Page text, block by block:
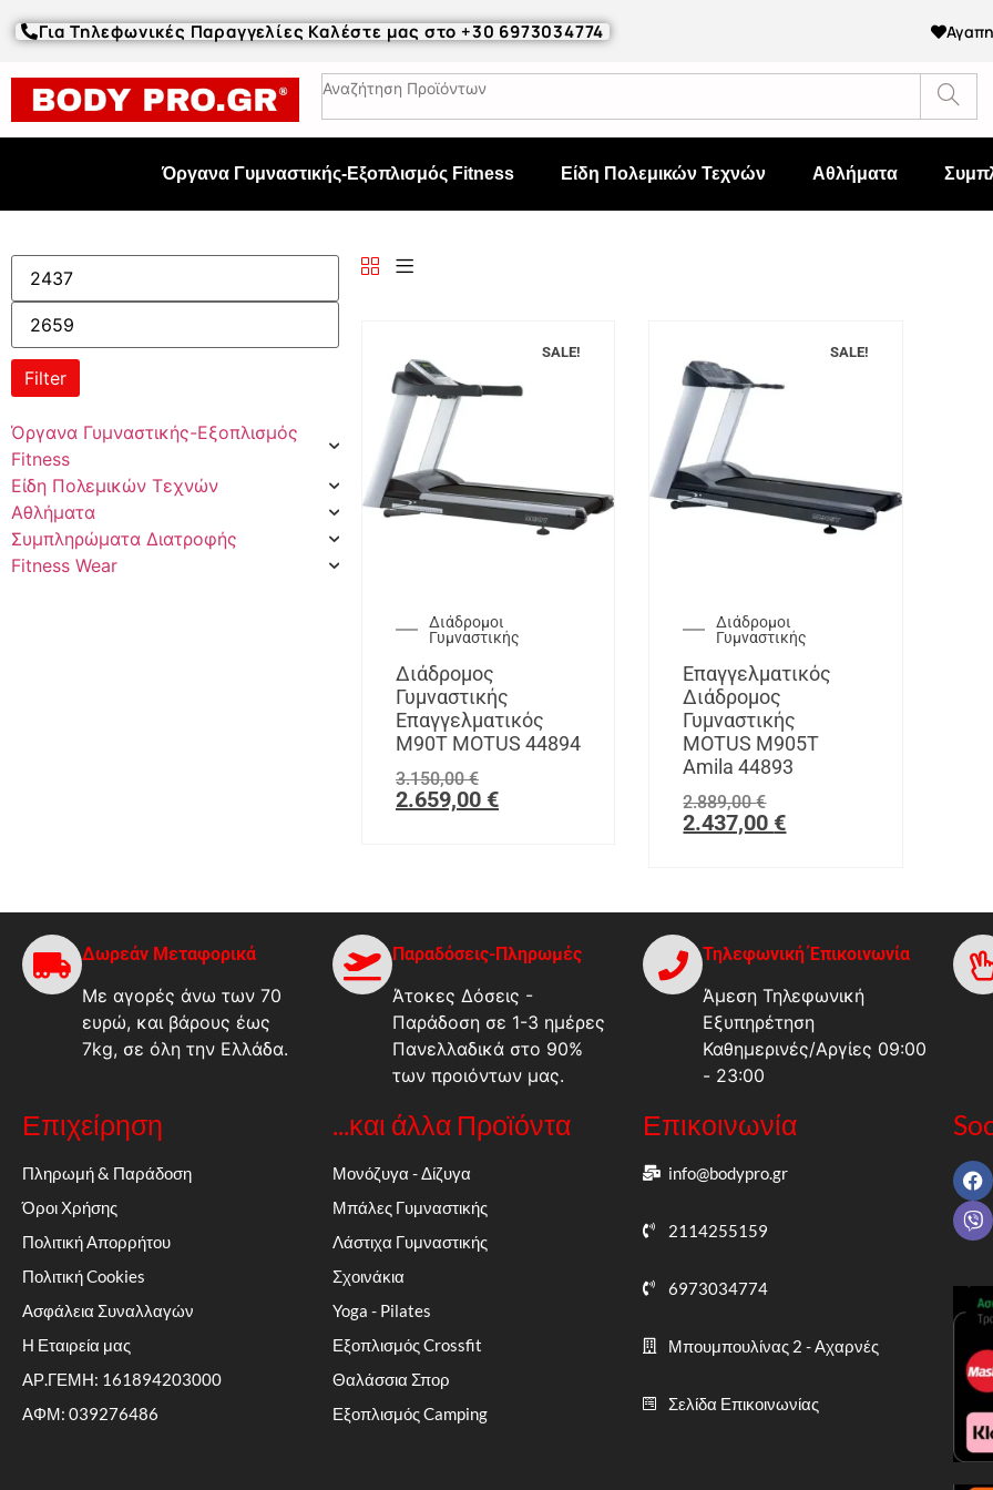
Για Τηλεφωνικές Παραγγελίες Καλέστε μας στο +30 6973034774
Όργανα Γυμναστικής-Εξοπλισμός Fitness Είδη Πολεμικών Τεχνών Αθλήματα
Filter
Όργανα Γυμναστικής-Εξοπλισμός
Fitness
Είδη Πολεμικών Τεχνών
Αθλήματα
Συμπληρώματα Διατροφής
Fitness Wear
SALE!
Διάδρομοι
Γυμναστικής
Διάδρομος
Γυμναστικής
Επαγγελματικός
M90T MOTUS 44894
3.150,00€
2.659,00 €
SALE!
Διάδρομοι
Γυμναστικής
Επαγγελματικός
Διάδρομος
Γυμναστικής
MOTUS M905T
Amila 44893
2.889,00€
2.437,00€
Δωρεάν Μεταφορικά
Με αγορές άνω των 70
ευρώ, και βάρους έως
7kg, σε όλη την Ελλάδα.
Παραδόσεις-Πληρωμές
Άτοκες Δόσεις -
Παράδοση σε 1-3 ημέρες
Πανελλαδικά στο 90%
των προιόντων μας.
Τηλεφωνική Έπικοινωνία
Άμεση Τηλεφωνική
Εξυπηρέτηση
Καθημερινές/Αργίες 09:00
- 23:00
Επιχείρηση
Πληρωμή & Παράδοση
Όροι Χρήσης
Πολιτική Απορρήτου
Πολιτική Cookies
Ασφάλεια Συναλλαγών
Η Εταιρεία μας
ΑΡ.ΓΕΜΗ: 161894203000
ΑΦΜ: 039276486
...και άλλα Προϊόντα
Μονόζυγα - Δίζυγα
Μπάλες Γυμναστικής
Λάστιχα Γυμναστικής
Σχοινάκια
Yoga - Pilates
Εξοπλισμός Crossfit
Θαλάσσια Σπορ
Εξοπλισμός Camping
Επικοινωνία
info@bodypro.gr
2114255159
6973034774
Μπουμπουλίνας 2 - Αχαρνές
Σελίδα Επικοινωνίας